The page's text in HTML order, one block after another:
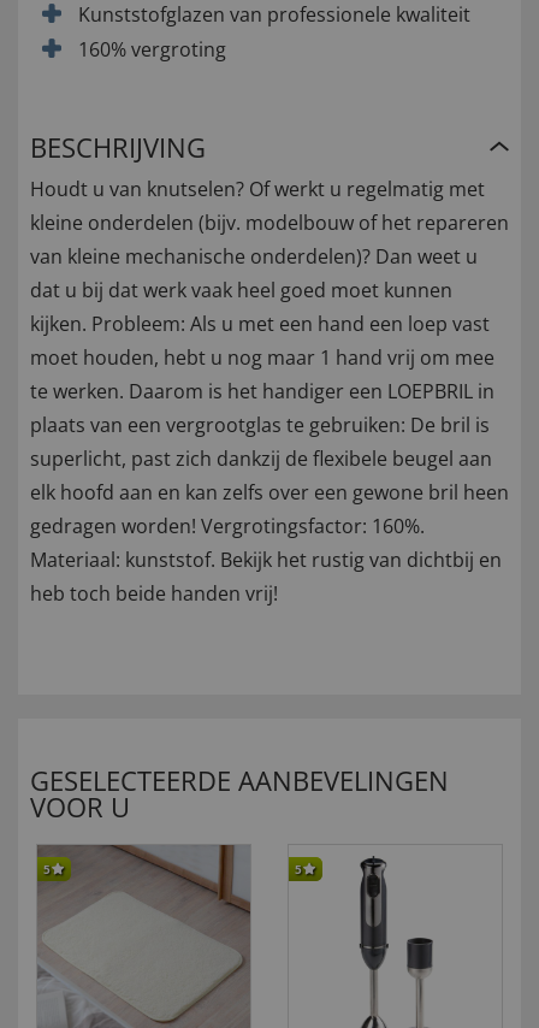
Kunststofglazen van professionele kwaliteit
160% vergroting
BESCHRIJVING
Houdt u van knutselen? Of werkt u regelmatig met
kleine onderdelen (bijv. modelbouw of het repareren
van kleine mechanische onderdelen)? Dan weet u
dat u bij dat werk vaak heel goed moet kunnen
kijken. Probleem: Als u met een hand een loep vast
moet houden, hebt u nog maar 1 hand vrij om mee
te werken. Daarom is het handiger een LOEPBRIL in
plaats van een vergrootglas te gebruiken: De bril is
superlicht, past zich dankzij de flexibele beugel aan
elk hoofd aan en kan zelfs over een gewone bril heen
gedragen worden! Vergrotingsfactor: 160%.
Materiaal: kunststof. Bekijk het rustig van dichtbij en
heb toch beide handen vrij!
GESELECTEERDE AANBEVELINGEN
VOOR U
5 5